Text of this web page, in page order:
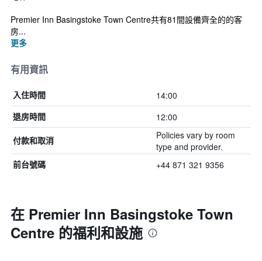
Premier Inn Basingstoke Town Centre共有81間設備齊全的的客
房...
更多
有用資訊
入住時間 14:00
退房時間 12:00
付款和取消
Policies vary by room
type and provider.
前台號碼 +44 871 321 9356
在 Premier Inn Basingstoke Town
Centre 的福利和設施